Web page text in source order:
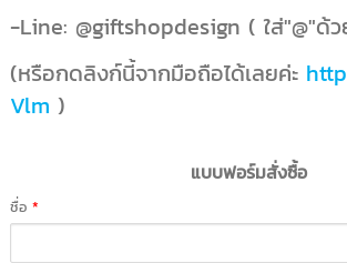
-Line: @giftshopdesign ( ใส่"@"ด้ว
(หรือกดลิงก์นี้จากมือถือได้เลยค่ะ
Vlm )
แบบฟอร์มสั่งซื้อ
ชื่อ*